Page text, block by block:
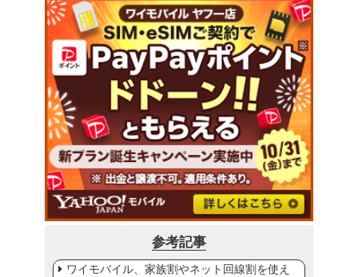
参考記事
ワイモバイル、家族割やネット回線割を使え